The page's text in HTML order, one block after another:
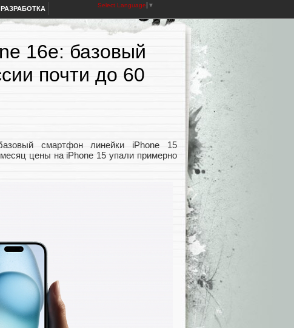
РАЗРАБОТКА Select Language ▼
16e: базовый
почти до 60
смартфон линейки iPhone 15
цены на iPhone 15 упали примерно